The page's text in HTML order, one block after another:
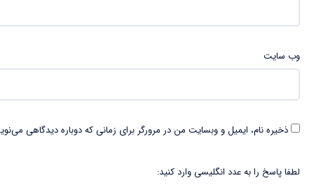
وب‌ سایت
ذخیره نام، ایمیل و وبسایت من در مرورگر برای زمانی که دوباره دیدگاهی
لطفا پاسخ را به عدد انگلیسی وارد کنید: